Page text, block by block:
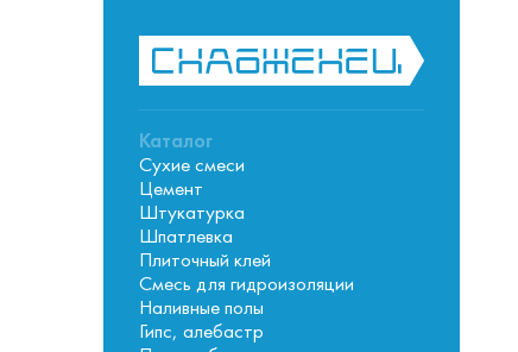
Каталог
Сухие смеси
Цемент
Штукатурка
Шпатлевка
Плиточный клей
Смесь для гидроизоляции
Наливные полы
Гипс, алебастр